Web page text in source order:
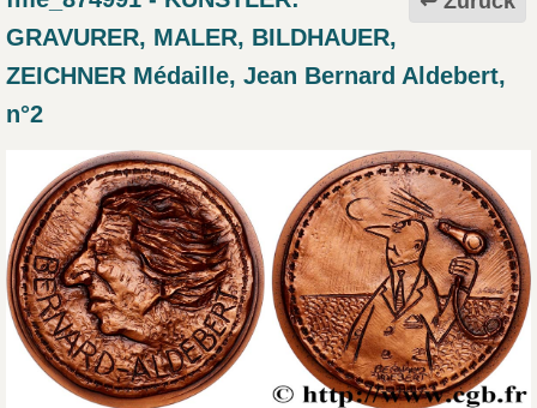
GRAVURER, MALER, BILDHAUER,
ZEICHNER Médaille, Jean Bernard Aldebert,
n°2